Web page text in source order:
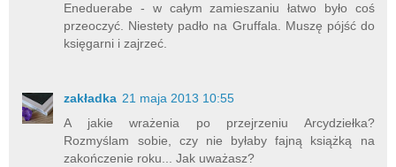
Eneduerabe - w całym zamieszaniu łatwo było coś
przeoczyć. Niestety padło na Gruffala. Muszę pójść do
księgarni i zajrzeć.
zakładka 21 maja 2013 10:55
A jakie wrażenia po przejrzeniu Arcydziełka?
Rozmyślam sobie, czy nie byłaby fajną książką na
zakończenie roku... Jak uważasz?